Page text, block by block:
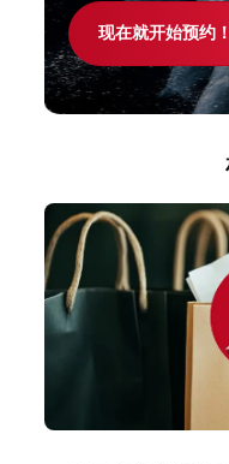
现在就开始预约！